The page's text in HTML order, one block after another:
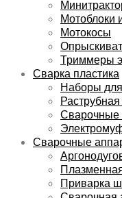
Мотоблоки
Мотокосы
Триммеры
Сварка пластика
Наборы
Сварочные
Сварочные
Приварка